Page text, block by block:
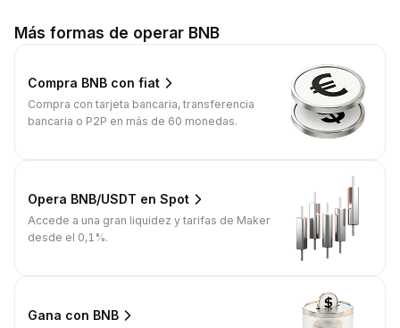
Más formas de operar BNB
Compra BNB con fiat
Compra con tarjeta bancaria, transferencia
bancaria o P2P en más de 60 monedas.
Opera BNB/USDT en Spot
Accede a una gran liquidez y tarifas de Maker
desde el 0,1%.
Gana con BNB